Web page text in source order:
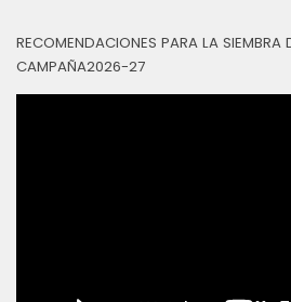
RECOMENDACIONES PARA LA SIEMBRA
CAMPAÑA2026-27